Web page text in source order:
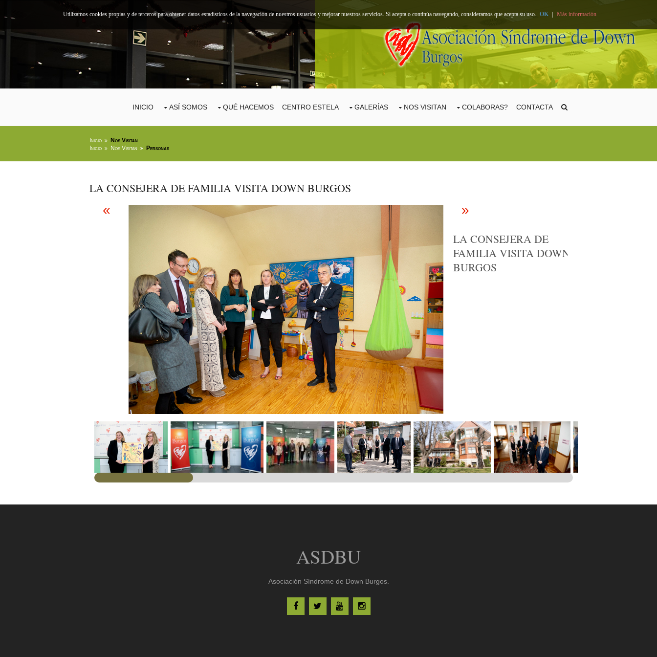
INICIO ASÍ SOMOS QUÉ HACEMOS CENTRO ESTELA GALERÍAS NOS VISITAN COLABORAS? CONTACTA
Inicio
Nos Visitan
Inicio
Nos Visitan Personas
LA CONSEJERA DE FAMILIA VISITA DOWN BURGOS
« »
LA CONSEJERA DE
FAMILIA VISITA DOWN
BURGOS
ASDBU
Asociación Síndrome de Down Burgos.
Utilizamos cookies propias y de terceros para obtener datos estadísticos de la navegación de nuestros usuarios y mejorar nuestros servicios. Si acepta o continúa navegando, consideramos que acepta su uso. OK Más información